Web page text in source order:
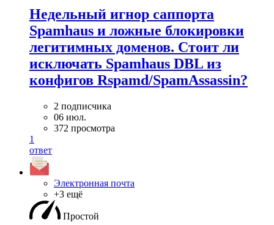
Недельный игнор саппорта
Spamhaus и ложные блокировки
легитимных доменов. Стоит ли
исключать Spamhaus DBL из
конфигов Rspamd/SpamAssassin?
2 подписчика
06 июл.
372 просмотра
1
ответ
Электронная почта
+3 ещё
Простой